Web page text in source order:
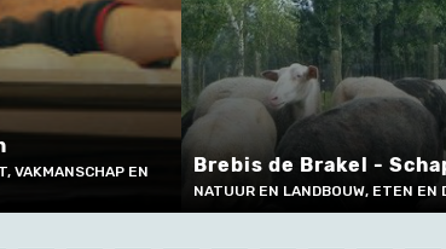
Brebis de Brakel -
NATUUR EN LANDBOUW, ETEN EN
VAKMANSCHAP EN